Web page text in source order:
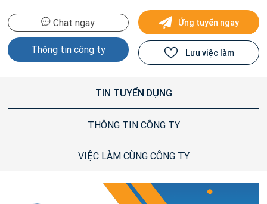
Chat ngay
Thông tin công ty
Ứng tuyển ngay
Lưu việc làm
TIN TUYỂN DỤNG
THÔNG TIN CÔNG TY
VIỆC LÀM CÙNG CÔNG TY